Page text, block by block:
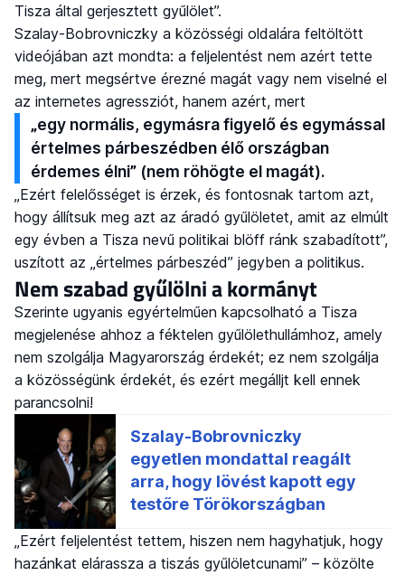
Tisza által gerjesztett gyűlölet”.
Szalay-Bobrovniczky a közösségi oldalára feltöltött
videójában azt mondta: a feljelentést nem azért tette
meg, mert megsértve érezné magát vagy nem viselné el
az internetes agressziót, hanem azért, mert
„egy normális, egymásra figyelő és egymással
értelmes párbeszédben élő országban
érdemes élni” (nem röhögte el magát).
„Ezért felelősséget is érzek, és fontosnak tartom azt,
hogy állítsuk meg azt az áradó gyűlöletet, amit az elmúlt
egy évben a Tisza nevű politikai blöff ránk szabadított”,
uszított az „értelmes párbeszéd” jegyben a politikus.
Nem szabad gyűlölni a kormányt
Szerinte ugyanis egyértelműen kapcsolható a Tisza
megjelenése ahhoz a féktelen gyűlölethullámhoz, amely
nem szolgálja Magyarország érdekét; ez nem szolgálja
a közösségünk érdekét, és ezért megálljt kell ennek
parancsolni!
„Ezért feljelentést tettem, hiszen nem hagyhatjuk, hogy
hazánkat elárassza a tiszás gyűlöletcunami” – közölte